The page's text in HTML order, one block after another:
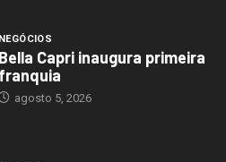
NEGÓCIOS
Bella Capri inaugura primeira
franquia
agosto 5, 2026